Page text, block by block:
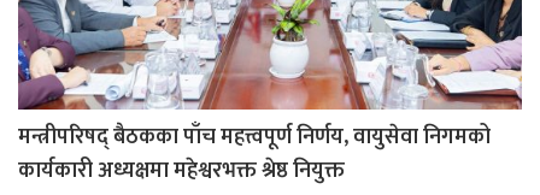
मन्त्रीपरिषद् बैठकका पाँच महत्त्वपूर्ण निर्णय, वायुसेवा निगमको
कार्यकारी अध्यक्षमा महेश्वरभक्त श्रेष्ठ नियुक्त